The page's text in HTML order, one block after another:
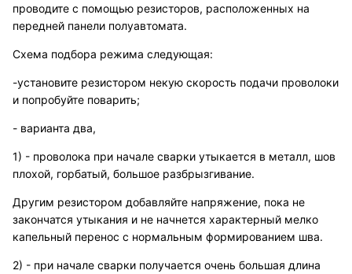
проводите с помощью резисторов, расположенных на
передней панели полуавтомата.
Схема подбора режима следующая:
-установите резистором некую скорость подачи проволоки
и попробуйте поварить;
- варианта два,
1) - проволока при начале сварки утыкается в металл, шов
плохой, горбатый, большое разбрызгивание.
Другим резистором добавляйте напряжение, пока не
закончатся утыкания и не начнется характерный мелко
капельный перенос с нормальным формированием шва.
2) - при начале сварки получается очень большая длина